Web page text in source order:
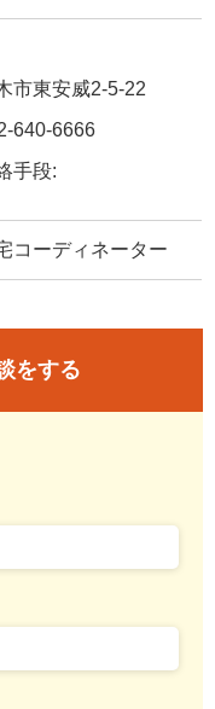
市東安威2-5-22
640-6666
手段:
コーディネーター
をする